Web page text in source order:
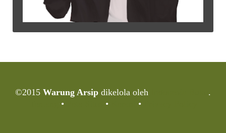
©2015 Warung Arsip dikelola oleh
.
• • •